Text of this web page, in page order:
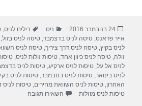
e
b
o
o
k
gr
a
m
s
A
p
p
e
פורסם
בתאריך
24 בנובמבר 2016 קטגוריות
ניס תגיות
דילים לניס,
אייר פראנס,טיסה לניס בדצמבר,טיסה לניס בזול
לניס בקיץ,טיסה לניס דרך ציריך,טיסה לניס
זולה,טיסה לניס כיוון אחד,טיסות זולות לניס,
לניס אל על,טיסות לניס ארקיע,טיסות לניס
לניס בינואר,טיסות לניס בנובמבר,טיסות לניס
האחרון,טיסות לניס השוואת מחירים,טיסות לניס
טיסות לניס מוזלות
השאירו תגובה